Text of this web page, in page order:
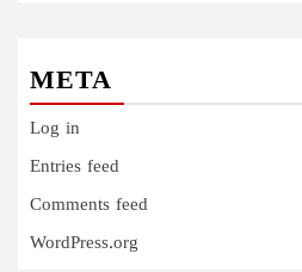
META
Log in
Entries feed
Comments feed
WordPress.org